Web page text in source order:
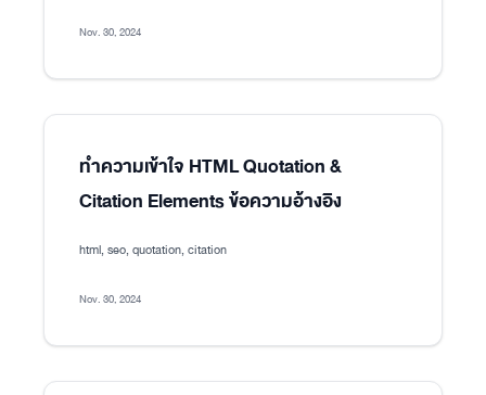
Nov. 30, 2024
ทำความเข้าใจ HTML Quotation &
Citation Elements ข้อความอ้างอิง
html, seo, quotation, citation
Nov. 30, 2024